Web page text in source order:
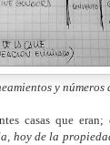
y números
casas que
hoy de la